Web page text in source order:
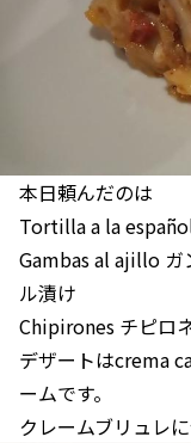
本日頼んだのは
Tortilla a la
Gambas al ajillo ガ
ル漬け
Chipirones チピロ
デザートはcrema
ームです。
クレームブリュレに